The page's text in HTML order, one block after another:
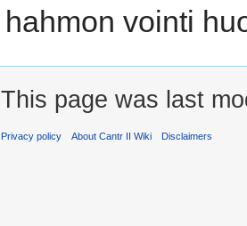
hahmon vointi
This page was last
Privacy policy About Cantr II Wiki Disclaimers